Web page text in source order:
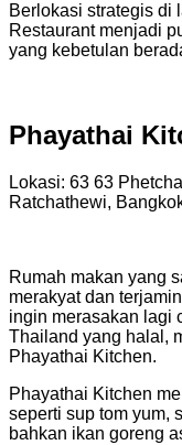
Berlokasi strategis di
Restaurant menjadi
yang kebetulan
Phayathai
Lokasi: 63 63
Ratchathewi,
Rumah makan yang
merakyat dan
ingin merasakan lagi
Thailand yang halal,
Phayathai Kitchen.
Phayathai Kitchen
seperti sup tom yum,
bahkan ikan goreng